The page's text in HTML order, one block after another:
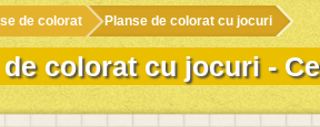
de colorat Planse de colorat cu jocuri
colorat cu jocuri -